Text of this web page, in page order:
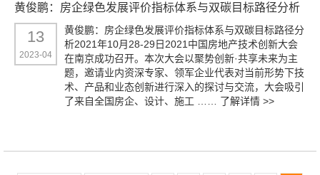
黄俊鹏：房企绿色发展评价指标体系与双碳目标路径分析
13
2023-04
黄俊鹏：房企绿色发展评价指标体系与双碳目标路径分
析2021年10月28-29日2021中国房地产技术创新大会
在南京成功召开。本次大会以聚势创新·共享未来为主
题，邀请业内资深专家、领军企业代表对当前形势下技
术、产品和业态创新进行深入的探讨与交流，大会吸引
了来自全国房企、设计、施工 …… 了解详情 >>